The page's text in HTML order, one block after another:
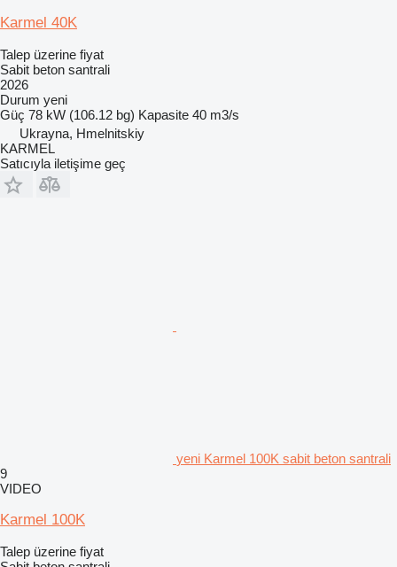
Karmel 40K
Talep üzerine fiyat
Sabit beton santrali
2026
Durum yeni
Güç 78 kW (106.12 bg) Kapasite 40 m3/s
Ukrayna, Hmelnitskiy
KARMEL
Satıcıyla iletişime geç
yeni Karmel 100K sabit beton santrali
9
VIDEO
Karmel 100K
Talep üzerine fiyat